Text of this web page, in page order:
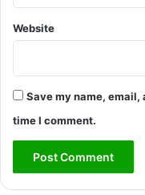
Website
Save my name,
time I comment.